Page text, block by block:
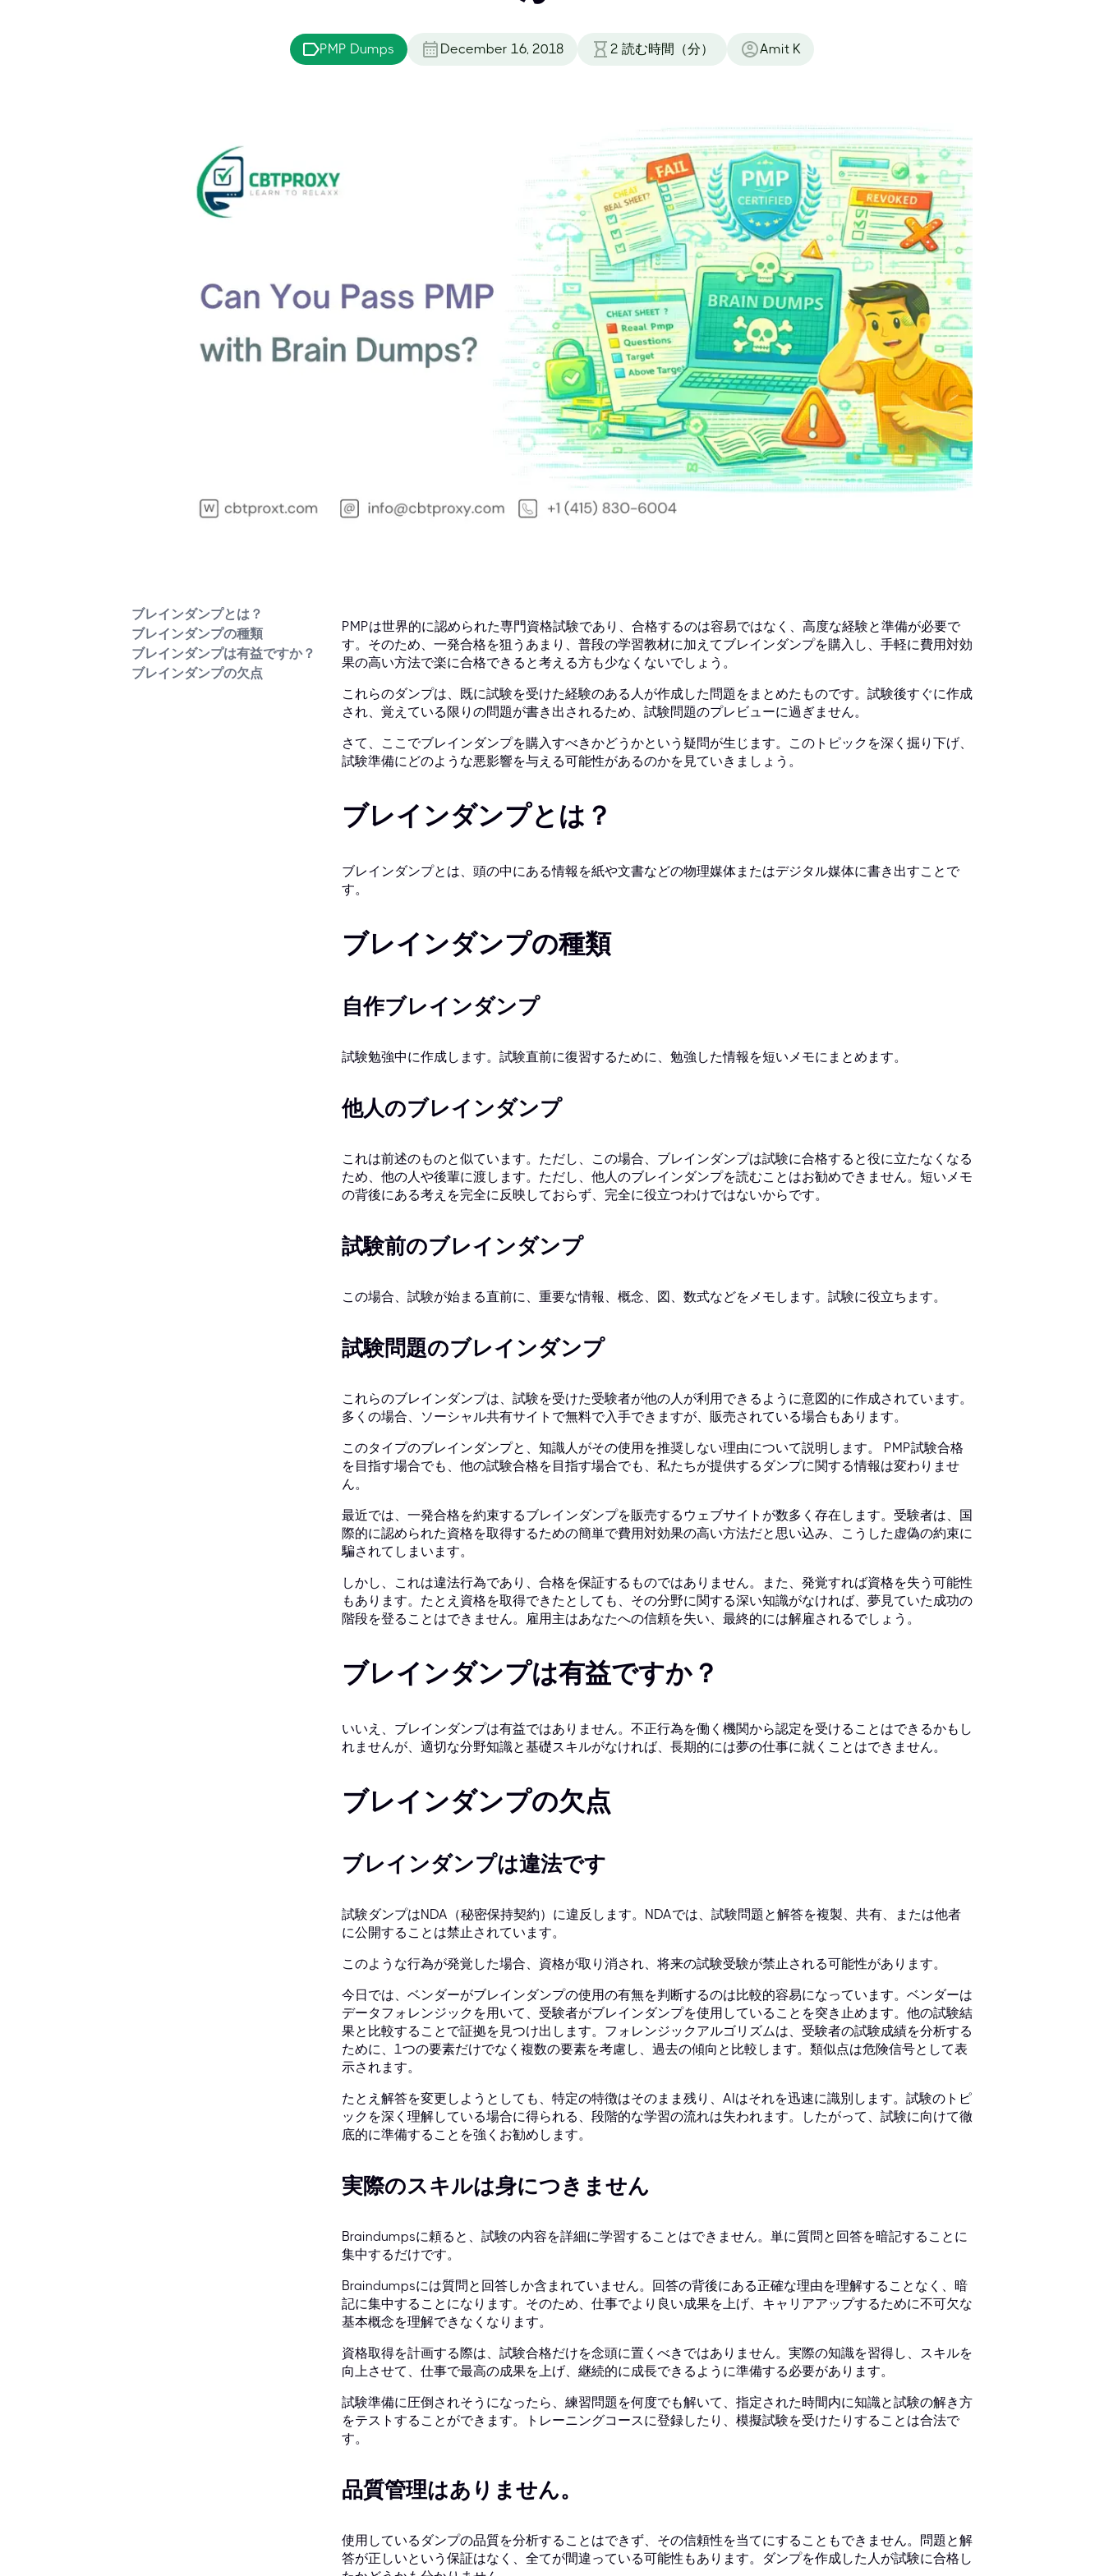
PMP Dumps December 16, 2018 2 読む時間（分） Amit K
ブレインダンプとは？
ブレインダンプの種類
ブレインダンプは有益ですか？
ブレインダンプの欠点
PMPは世界的に認められた専門資格試験であり、合格するのは容易ではなく、高度な経験と準備が必要で
す。そのため、一発合格を狙うあまり、普段の学習教材に加えてブレインダンプを購入し、手軽に費用対効
果の高い方法で楽に合格できると考える方も少なくないでしょう。
これらのダンプは、既に試験を受けた経験のある人が作成した問題をまとめたものです。試験後すぐに作成
され、覚えている限りの問題が書き出されるため、試験問題のプレビューに過ぎません。
さて、ここでブレインダンプを購入すべきかどうかという疑問が生じます。このトピックを深く掘り下げ、
試験準備にどのような悪影響を与える可能性があるのかを見ていきましょう。
ブレインダンプとは？
ブレインダンプとは、頭の中にある情報を紙や文書などの物理媒体またはデジタル媒体に書き出すことで
す。
ブレインダンプの種類
自作ブレインダンプ
試験勉強中に作成します。試験直前に復習するために、勉強した情報を短いメモにまとめます。
他人のブレインダンプ
これは前述のものと似ています。ただし、この場合、ブレインダンプは試験に合格すると役に立たなくなる
ため、他の人や後輩に渡します。ただし、他人のブレインダンプを読むことはお勧めできません。短いメモ
の背後にある考えを完全に反映しておらず、完全に役立つわけではないからです。
試験前のブレインダンプ
この場合、試験が始まる直前に、重要な情報、概念、図、数式などをメモします。試験に役立ちます。
試験問題のブレインダンプ
これらのブレインダンプは、試験を受けた受験者が他の人が利用できるように意図的に作成されています。
多くの場合、ソーシャル共有サイトで無料で入手できますが、販売されている場合もあります。
このタイプのブレインダンプと、知識人がその使用を推奨しない理由について説明します。 PMP試験合格
を目指す場合でも、他の試験合格を目指す場合でも、私たちが提供するダンプに関する情報は変わりませ
ん。
最近では、一発合格を約束するブレインダンプを販売するウェブサイトが数多く存在します。受験者は、国
際的に認められた資格を取得するための簡単で費用対効果の高い方法だと思い込み、こうした虚偽の約束に
騙されてしまいます。
しかし、これは違法行為であり、合格を保証するものではありません。また、発覚すれば資格を失う可能性
もあります。たとえ資格を取得できたとしても、その分野に関する深い知識がなければ、夢見ていた成功の
階段を登ることはできません。雇用主はあなたへの信頼を失い、最終的には解雇されるでしょう。
ブレインダンプは有益ですか？
いいえ、ブレインダンプは有益ではありません。不正行為を働く機関から認定を受けることはできるかもし
れませんが、適切な分野知識と基礎スキルがなければ、長期的には夢の仕事に就くことはできません。
ブレインダンプの欠点
ブレインダンプは違法です
試験ダンプはNDA（秘密保持契約）に違反します。NDAでは、試験問題と解答を複製、共有、または他者
に公開することは禁止されています。
このような行為が発覚した場合、資格が取り消され、将来の試験受験が禁止される可能性があります。
今日では、ベンダーがブレインダンプの使用の有無を判断するのは比較的容易になっています。ベンダーは
データフォレンジックを用いて、受験者がブレインダンプを使用していることを突き止めます。他の試験結
果と比較することで証拠を見つけ出します。フォレンジックアルゴリズムは、受験者の試験成績を分析する
ために、1つの要素だけでなく複数の要素を考慮し、過去の傾向と比較します。類似点は危険信号として表
示されます。
たとえ解答を変更しようとしても、特定の特徴はそのまま残り、AIはそれを迅速に識別します。試験のトピ
ックを深く理解している場合に得られる、段階的な学習の流れは失われます。したがって、試験に向けて徹
底的に準備することを強くお勧めします。
実際のスキルは身につきません
Braindumpsに頼ると、試験の内容を詳細に学習することはできません。単に質問と回答を暗記することに
集中するだけです。
Braindumpsには質問と回答しか含まれていません。回答の背後にある正確な理由を理解することなく、暗
記に集中することになります。そのため、仕事でより良い成果を上げ、キャリアアップするために不可欠な
基本概念を理解できなくなります。
資格取得を計画する際は、試験合格だけを念頭に置くべきではありません。実際の知識を習得し、スキルを
向上させて、仕事で最高の成果を上げ、継続的に成長できるように準備する必要があります。
試験準備に圧倒されそうになったら、練習問題を何度でも解いて、指定された時間内に知識と試験の解き方
をテストすることができます。トレーニングコースに登録したり、模擬試験を受けたりすることは合法で
す。
品質管理はありません。
使用しているダンプの品質を分析することはできず、その信頼性を当てにすることもできません。問題と解
答が正しいという保証はなく、全てが間違っている可能性もあります。ダンプを作成した人が試験に合格し